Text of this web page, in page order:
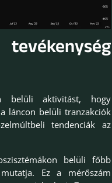
belüli aktivitást, hogy
láncon belüli tranzakciók
tendenciák az
belüli főbb
Ez a mérőszám